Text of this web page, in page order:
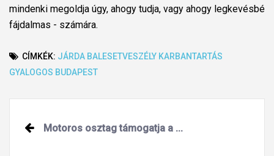
mindenki megoldja úgy, ahogy tudja, vagy ahogy legkevésbé
fájdalmas - számára.
CÍMKÉK: JÁRDA BALESETVESZÉLY KARBANTARTÁS
GYALOGOS BUDAPEST
Post
navigation
Motoros osztag támogatja a ...